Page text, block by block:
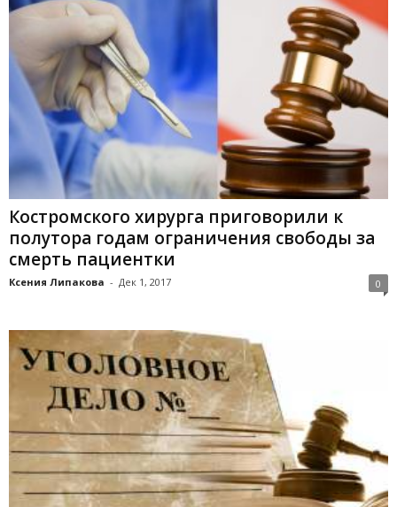
Костромского хирурга приговорили к
полутора годам ограничения свободы за
смерть пациентки
Ксения Липакова - Дек 1, 2017 0